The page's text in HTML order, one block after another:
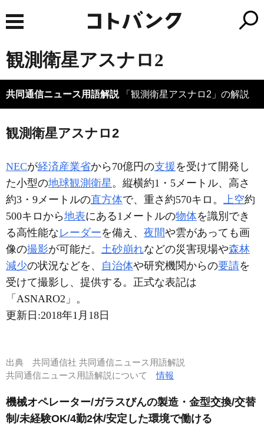
観測衛星アスナロ2
共同通信ニュース用語解説「観測衛星アスナロ2」の解説
観測衛星アスナロ2
NECが経済産業省から70億円の支援を受けて開発し
た小型の地球観測衛星。縦横約1・5メートル、高さ
約3・9メートルの直方体で、重さ約570キロ。 上空約
500キロから地表にある1メートルの物体を識別でき
る高性能なレーダーを備え、 夜間や雲があっても画
像の撮影が可能だ。 土砂崩れなどの災害現場や森林
減少の状況などを、 自治体や研究機関からの要請を
受けて撮影し、提供する。正式な表記は
「ASNARO2」。
更新日:2018年1月18日
出典 共同通信社 共同通信ニュース用語解説
共同通信ニュース用語解説について情報
機械オペレーター/ガラスびんの製造・金型交換/交替
制/未経験OK/4勤2休/安定した環境で働ける